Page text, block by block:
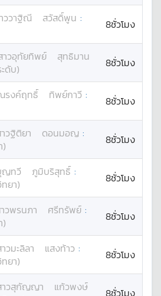
ววาฐิณี สวัสดิ์พูน :
8ชั่วโมง
วอุทัยทิพย์
สุทธิมาน
ดับ) 8ชั่วโมง
รงค์ฤทธิ์ ทิพย์กาวี :
8ชั่วโมง
วฐิติยา ดอนมอญ :
8ชั่วโมง
ญทวี ภูมิบริสุทธิ์ :
ยา)
8ชั่วโมง
วพรนภา ศรีทรัพย์ :
8ชั่วโมง
วมะลิลา แสงท้าว :
ยา)
8ชั่วโมง
วสุกัญญา
แก้วพงษ์
8ชั่วโมง